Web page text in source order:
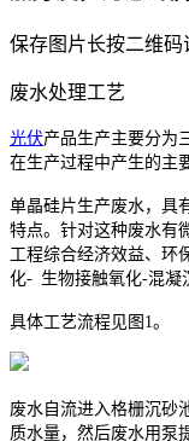
保存图片长按二维码
废水处理工艺
光伏产品生产主要分为
在生产过程中产生的主
单晶硅片生产废水，具
特点。针对这种废水有
工程综合经济效益、环
化- 生物接触氧化-混凝
具体工艺流程见图1。
废水自流进入格栅沉砂
质水量，然后废水用泵